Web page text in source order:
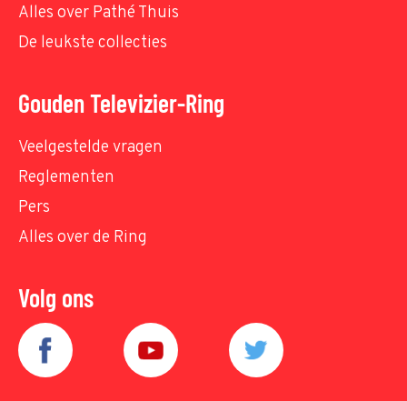
Alles over Pathé Thuis
De leukste collecties
Gouden Televizier-Ring
Veelgestelde vragen
Reglementen
Pers
Alles over de Ring
Volg ons